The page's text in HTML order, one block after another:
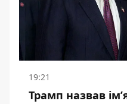
19:21
Трамп назвав